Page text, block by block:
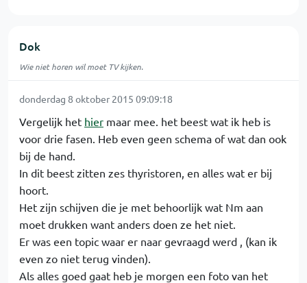
Dok
Wie niet horen wil moet TV kijken.
donderdag 8 oktober 2015 09:09:18
Vergelijk het hier maar mee. het beest wat ik heb is
voor drie fasen. Heb even geen schema of wat dan ook
bij de hand.
In dit beest zitten zes thyristoren, en alles wat er bij
hoort.
Het zijn schijven die je met behoorlijk wat Nm aan
moet drukken want anders doen ze het niet.
Er was een topic waar er naar gevraagd werd , (kan ik
even zo niet terug vinden).
Als alles goed gaat heb je morgen een foto van het